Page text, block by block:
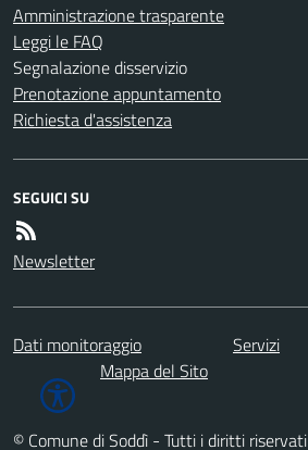
Amministrazione trasparente
Leggi le FAQ
Segnalazione disservizio
Prenotazione appuntamento
Richiesta d'assistenza
SEGUICI SU
Newsletter
Dati monitoraggio Servizi
Mappa del Sito
© Comune di Soddì - Tutti i diritti riservati